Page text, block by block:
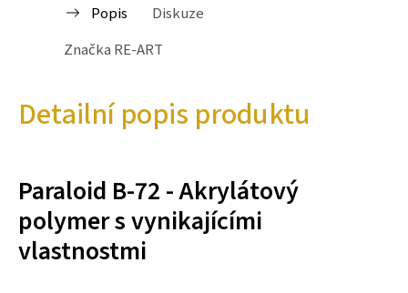
Popis
Diskuze
Značka RE-ART
Detailní popis produktu
Paraloid B-72 - Akrylátový
polymer s vynikajícími
vlastnostmi